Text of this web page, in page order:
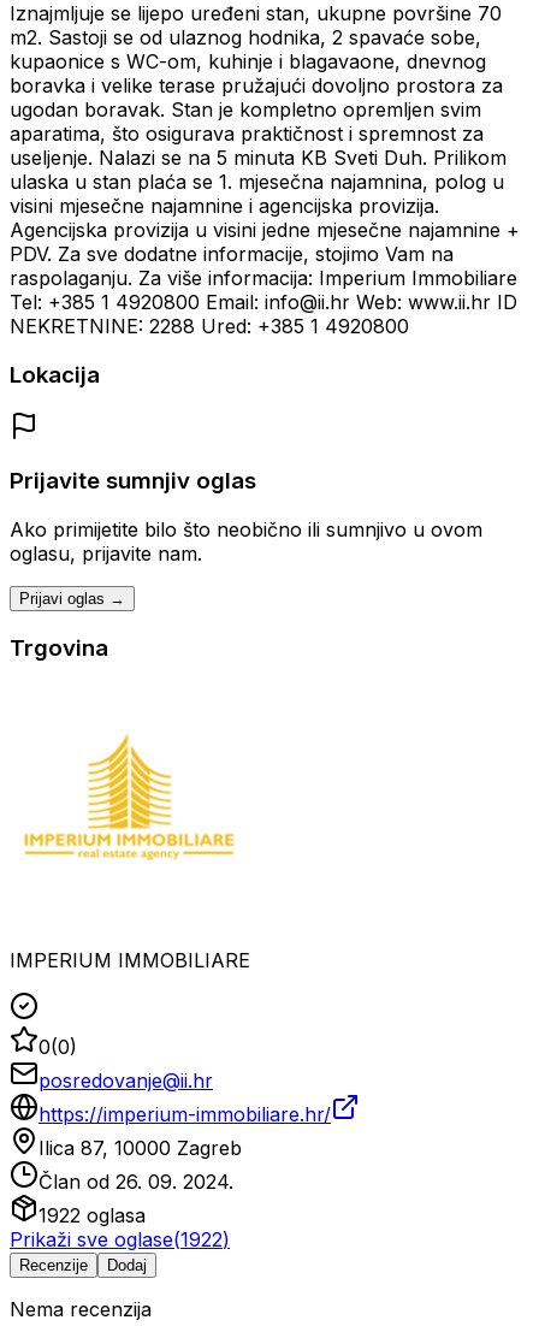
Iznajmljuje se lijepo uređeni stan, ukupne površine 70
m2. Sastoji se od ulaznog hodnika, 2 spavaće sobe,
kupaonice s WC-om, kuhinje i blagavaone, dnevnog
boravka i velike terase pružajući dovoljno prostora za
ugodan boravak. Stan je kompletno opremljen svim
aparatima, što osigurava praktičnost i spremnost za
useljenje. Nalazi se na 5 minuta KB Sveti Duh. Prilikom
ulaska u stan plaća se 1. mjesečna najamnina, polog u
visini mjesečne najamnine i agencijska provizija.
Agencijska provizija u visini jedne mjesečne najamnine +
PDV. Za sve dodatne informacije, stojimo Vam na
raspolaganju. Za više informacija: Imperium Immobiliare
Tel: +385 1 4920800 Email: info@ii.hr Web: www.ii.hr ID
NEKRETNINE: 2288 Ured: +385 1 4920800
Lokacija
Prijavite sumnjiv oglas
Ako primijetite bilo što neobično ili sumnjivo u ovom
oglasu, prijavite nam.
Prijavi oglas →
Trgovina
IMPERIUM IMMOBILIARE
0(0)
posredovanje@ii.hr
https://imperium-immobiliare.hr/
Ilica 87, 10000 Zagreb
Član od 26. 09. 2024.
1922 oglasa
Prikaži sve oglase(1922)
Recenzije Dodaj
Nema recenzija